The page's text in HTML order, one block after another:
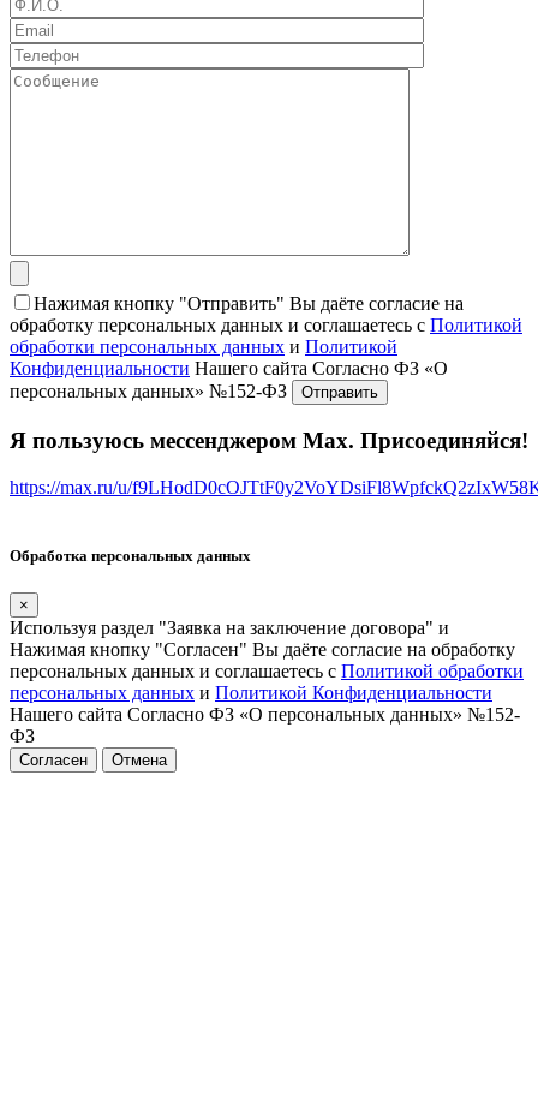
Нажимая кнопку "Отправить" Вы даёте согласие на
обработку персональных данных и соглашаетесь с Политикой
обработки персональных данных и Политикой
Конфиденциальности Нашего сайта Согласно ФЗ «О
персональных данных» №152-ФЗ
Я пользуюсь мессенджером Max. Присоединяйся!
https://max.ru/u/
Обработка персональных данных
×
Используя раздел "Заявка на заключение договора" и
Нажимая кнопку "Согласен" Вы даёте согласие на обработку
персональных данных и соглашаетесь с Политикой обработки
персональных данных и Политикой Конфиденциальности
Нашего сайта Согласно ФЗ «О персональных данных» №152-
ФЗ
Согласен Отмена